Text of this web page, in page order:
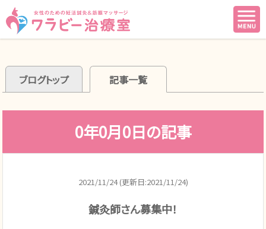
ブログトップ 記事一覧
0年0月0日の記事
2021/11/24 (更新日:2021/11/24)
鍼灸師さん募集中！